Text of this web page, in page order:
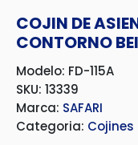
COJIN DE
CONTORNO
Modelo: FD-115A
SKU: 13339
Marca: SAFARI
Categoria: